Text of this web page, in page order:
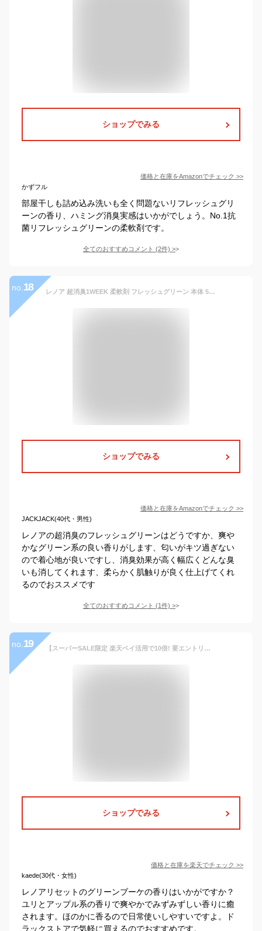
ショップでみる
価格と在庫をAmazonでチェック >>
かずフル
部屋干しも詰め込み洗いも全く問題ないリフレッシュグリ
ーンの香り、ハミング消臭実感はいかがでしょう。No.1抗
菌リフレッシュグリーンの柔軟剤です。
全てのおすすめコメント (2件) >
no. 18 レノア 超消臭1WEEK 柔軟剤 フレッシュグリーン 本体 530mL
ショップでみる
価格と在庫をAmazonでチェック >>
JACKJACK(40代・男性)
レノアの超消臭のフレッシュグリーンはどうですか、爽や
かなグリーン系の良い香りがします、匂いがキツ過ぎない
ので着心地が良いですし、消臭効果が高く幅広くどんな臭
いも消してくれます、柔らかく肌触りが良く仕上げてくれ
るのでおススメです
全てのおすすめコメント (1件) >
no. 19 【スーパーSALE限定 楽天ペイ活用で10倍! 要エントリー】 レノア リセット 柔軟剤 ヤマユリ＆グリーンブーケの香り 本体 570ml 【レノア リセット】 柔軟剤
ショップでみる
価格と在庫を楽天でチェック >>
kaede(30代・女性)
レノアリセットのグリーンブーケの香りはいかがですか？
ユリとアップル系の香りで爽やかでみずみずしい香りに癒
されます。ほのかに香るので日常使いしやすいですよ。ド
ラックストアで気軽に買えるのでおすすめです。